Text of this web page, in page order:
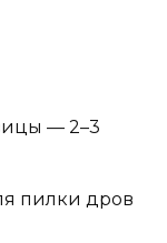
— 2–3
пилки дров